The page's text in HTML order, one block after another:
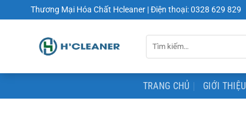
đến
Thương Mại Hóa Chất Hcleaner | Điện thoại: 0328 629 829
kiếm:
TRANG CHỦ GIỚI THIỆU